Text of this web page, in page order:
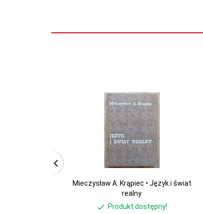
Mieczysław A. Krąpiec • Język i świat
realny
Produkt dostępny!